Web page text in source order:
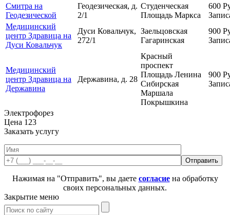
Смитра на
Геодезической
Геодезическая, д.
2/1
Студенческая
Площадь Маркса
600
Медицинский
центр Здравица на
Дуси Ковальчук
Дуси Ковальчук,
272/1
Заельцовская
Гагаринская
900
Медицинский
центр Здравица на
Державина
Державина, д. 28
Красный
проспект
Площадь Ленина
Сибирская
Маршала
Покрышкина
900
Электрофорез
Цена 123
Заказать услугу
Нажимая на "Отправить", вы даете согласиена обработку
своих персональных данных.
Закрытие меню